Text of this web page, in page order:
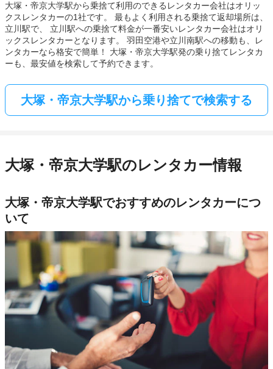
大塚・帝京大学駅から乗捨て利用のできるレンタカー会社はオリッ
クスレンタカーの1社です。 最もよく利用される乗捨て返却場所は、
立川駅で、 立川駅への乗捨て料金が一番安いレンタカー会社はオリ
ックスレンタカーとなります。 羽田空港や立川南駅への移動も、レ
ンタカーなら格安で簡単！ 大塚・帝京大学駅発の乗り捨てレンタカ
ーも、最安値を検索して予約できます。
大塚・帝京大学駅から乗り捨てで検索する
大塚・帝京大学駅のレンタカー情報
大塚・帝京大学駅でおすすめのレンタカーにつ
いて